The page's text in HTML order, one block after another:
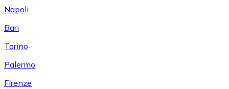
Napoli
Bari
Torino
Palermo
Firenze